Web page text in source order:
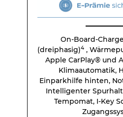
On-Board-
(dreiphasig)4 ,
Apple CarPlay® und
Klimaautomatik,
Einparkhilfe hinten,
Intelligenter
Tempomat, I-Key